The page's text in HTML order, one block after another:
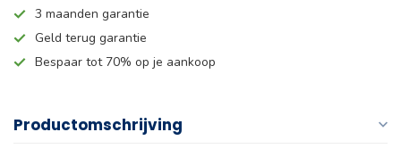
3 maanden garantie
Geld terug garantie
Bespaar tot 70% op je aankoop
Productomschrijving